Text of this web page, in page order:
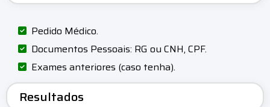
Pedido Médico.
Documentos Pessoais: RG ou CNH, CPF.
Exames anteriores (caso tenha).
Resultados